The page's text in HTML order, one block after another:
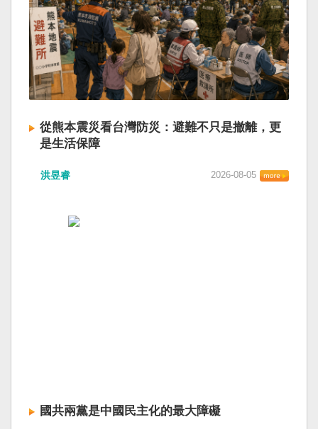
從熊本震災看台灣防災：避難不只是撤離，更
是生活保障
洪昱睿 2026-08-05
國共兩黨是中國民主化的最大障礙